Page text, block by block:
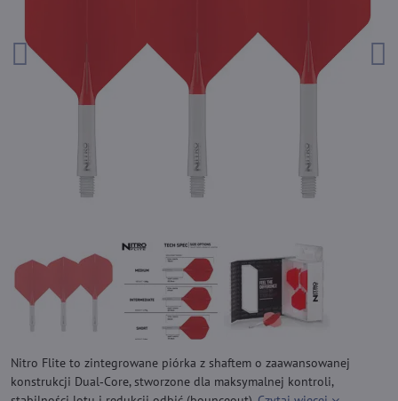
Nitro Flite to zintegrowane piórka z shaftem o zaawansowanej
konstrukcji Dual‑Core, stworzone dla maksymalnej kontroli,